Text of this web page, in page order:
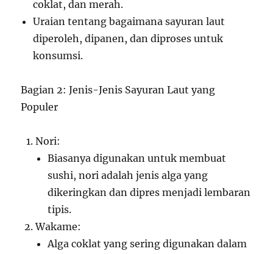
coklat, dan merah.
Uraian tentang bagaimana sayuran laut
diperoleh, dipanen, dan diproses untuk
konsumsi.
Bagian 2: Jenis-Jenis Sayuran Laut yang
Populer
Nori:
Biasanya digunakan untuk membuat
sushi, nori adalah jenis alga yang
dikeringkan dan dipres menjadi lembaran
tipis.
Wakame:
Alga coklat yang sering digunakan dalam